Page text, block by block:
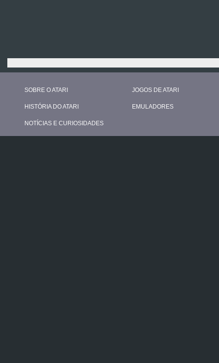
SOBRE O ATARI
HISTÓRIA DO ATARI
NOTÍCIAS E CURIOSIDADES
JOGOS DE ATARI
EMULADORES